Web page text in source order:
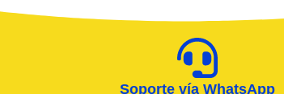
Soporte vía WhatsApp